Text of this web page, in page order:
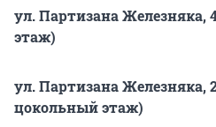
ул. Партизана Железняка,
этаж)
ул. Партизана Железняка,
цокольный этаж)